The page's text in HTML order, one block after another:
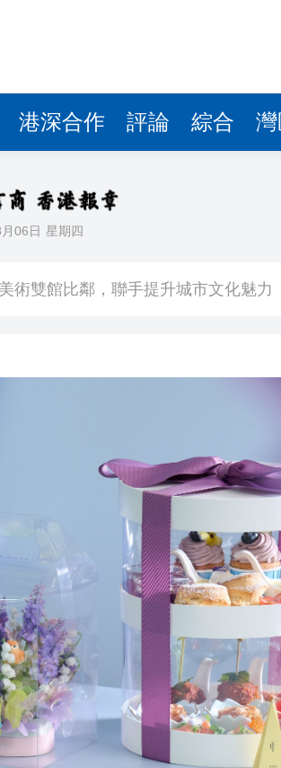
港深合作 評論 綜合
06日 星期四
，見證奇蹟 科技美術雙館比鄰，聯手提升城市文化魅力
百點
涉危駕被捕
淡飲食正在毀掉很多老人的晚年健康